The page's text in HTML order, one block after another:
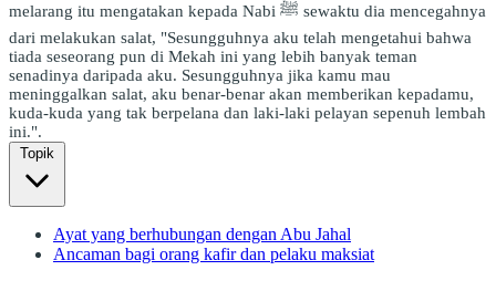
melarang itu mengatakan kepada Nabi ﷺ sewaktu dia mencegahnya
dari melakukan salat, "Sesungguhnya aku telah mengetahui bahwa
tiada seseorang pun di Mekah ini yang lebih banyak teman
senadinya daripada aku. Sesungguhnya jika kamu mau
meninggalkan salat, aku benar-benar akan memberikan kepadamu,
kuda-kuda yang tak berpelana dan laki-laki pelayan sepenuh lembah
ini.".
Topik
Ayat yang berhubungan dengan Abu Jahal
Ancaman bagi orang kafir dan pelaku maksiat